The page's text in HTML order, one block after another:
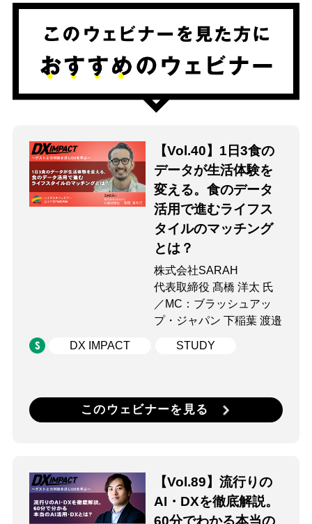
【Vol.40】1日3食の
データが生活体験を
変える。食のデータ
活用で進むライフス
タイルのマッチング
とは？
株式会社SARAH
代表取締役 髙橋 洋太 氏
／MC：ブラッシュアッ
プ・ジャパン 下稲葉 渡邉
DX IMPACT STUDY
このウェビナーを見る
【Vol.89】流行りの
AI・DXを徹底解説。
60分でわかる本当の